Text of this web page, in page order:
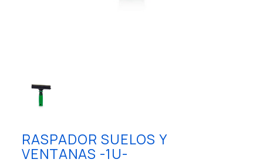
RASPADOR SUELOS Y
VENTANAS -1U-